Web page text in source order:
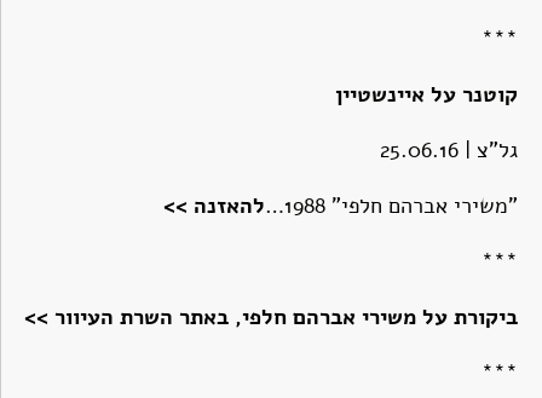
***
קוטנר על איינשטיין
גל"צ | 25.06.16
"משירי אברהם חלפי" 1988…
להאזנה >>
***
ביקורת על משירי אברהם חלפי, באתר השרת העיוור >>
***